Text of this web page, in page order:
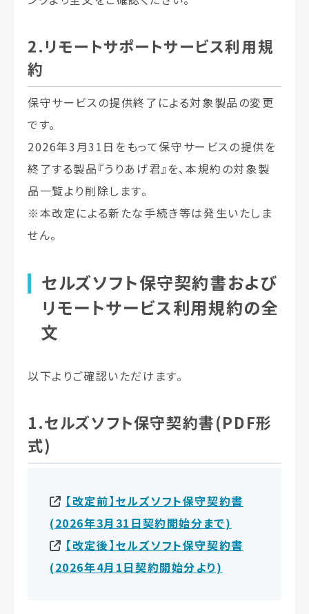
2.リモートサポートサービス利用規
約
保守サービスの提供終了による対象製品の変更
です。
2026年3月31日をもって保守サービスの提供を
終了する製品『うりあげ君』を、本規約の対象製
品一覧より削除します。
※本改定による新たな手続き等は発生いたしま
せん。
セルズソフト保守契約書および
リモートサービス利用規約の全
文
以下よりご確認いただけます。
1.セルズソフト保守契約書(PDF形
式)
【改定前】セルズソフト保守契約書
(2026年3月31日契約開始分まで)
【改定後】セルズソフト保守契約書
(2026年4月1日契約開始分より)